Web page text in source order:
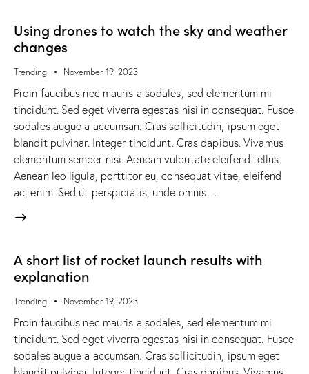
Using drones to watch the sky and weather
changes
Trending November 19, 2023
Proin faucibus nec mauris a sodales, sed elementum mi
tincidunt. Sed eget viverra egestas nisi in consequat. Fusce
sodales augue a accumsan. Cras sollicitudin, ipsum eget
blandit pulvinar. Integer tincidunt. Cras dapibus. Vivamus
elementum semper nisi. Aenean vulputate eleifend tellus.
Aenean leo ligula, porttitor eu, consequat vitae, eleifend
ac, enim. Sed ut perspiciatis, unde omnis…
A short list of rocket launch results with
explanation
Trending November 19, 2023
Proin faucibus nec mauris a sodales, sed elementum mi
tincidunt. Sed eget viverra egestas nisi in consequat. Fusce
sodales augue a accumsan. Cras sollicitudin, ipsum eget